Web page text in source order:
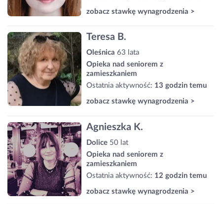
zobacz stawkę wynagrodzenia >
Teresa B.
Oleśnica 63 lata
Opieka nad seniorem z
zamieszkaniem
Ostatnia aktywność: 13 godzin temu
zobacz stawkę wynagrodzenia >
Agnieszka K.
Dolice 50 lat
Opieka nad seniorem z
zamieszkaniem
Ostatnia aktywność: 12 godzin temu
zobacz stawkę wynagrodzenia >